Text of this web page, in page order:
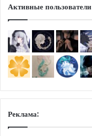
Активные пользователи
Реклама: